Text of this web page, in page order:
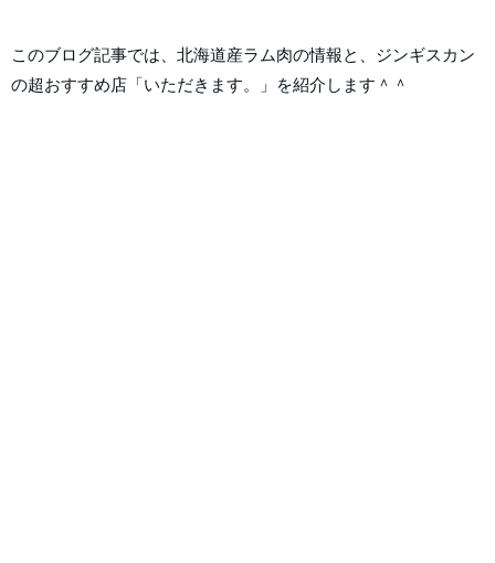
このブログ記事では、北海道産ラム肉の情報と、ジンギスカン
の超おすすめ店「いただきます。」を紹介します＾＾